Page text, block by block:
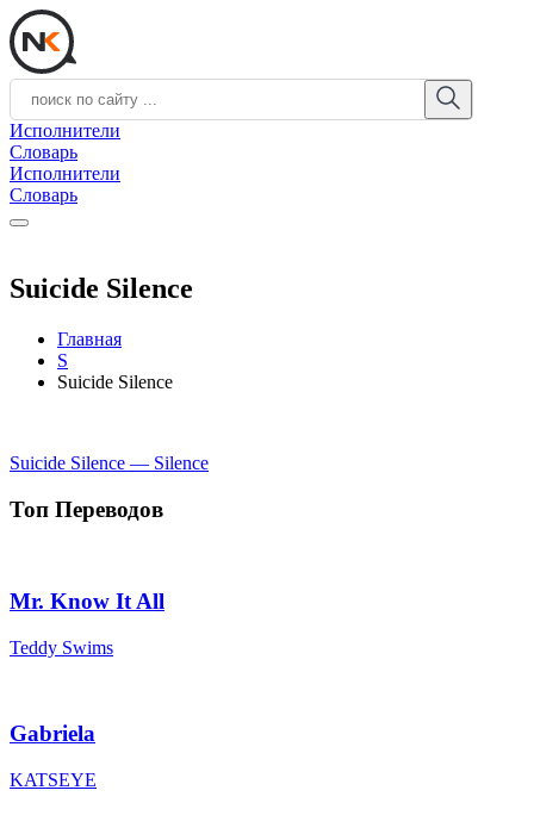
Исполнители
Словарь
Исполнители
Словарь
Suicide Silence
Главная
S
Suicide Silence
Suicide Silence — Silence
Топ Переводов
Mr. Know It All
Teddy Swims
Gabriela
KATSEYE